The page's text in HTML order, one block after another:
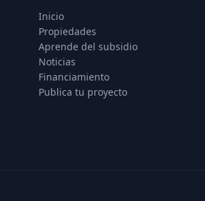
Inicio
Propiedades
Aprende del subsidio
Noticias
Financiamiento
Publica tu proyecto